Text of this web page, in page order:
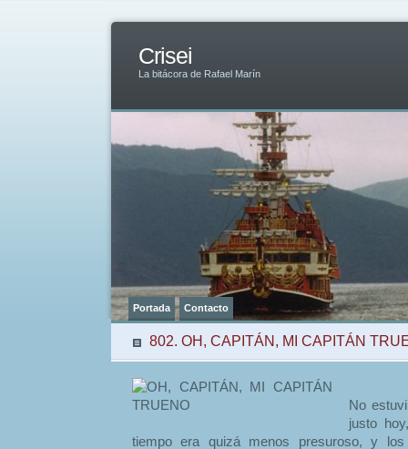
Crisei
La bitácora de Rafael Marín
Portada Contacto
802. OH, CAPITÁN, MI CAPITÁN
No
justo
tiempo era quizá menos presuroso, y